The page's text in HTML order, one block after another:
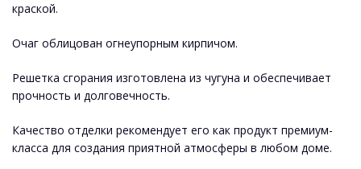
краской.
Очаг облицован огнеупорным кирпичом.
Решетка сгорания изготовлена ​​из чугуна и обеспечивает
прочность и долговечность.
Качество отделки рекомендует его как продукт премиум-
класса для создания приятной атмосферы в любом доме.